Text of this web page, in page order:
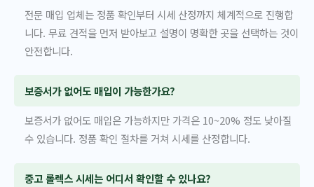
전문 매입 업체는 정품 확인부터 시세 산정까지 체계적으로 진행합
니다. 무료 견적을 먼저 받아보고 설명이 명확한 곳을 선택하는 것이
안전합니다.
보증서가 없어도 매입이 가능한가요?
보증서가 없어도 매입은 가능하지만 가격은 10~20% 정도 낮아질
수 있습니다. 정품 확인 절차를 거쳐 시세를 산정합니다.
중고 롤렉스 시세는 어디서 확인할 수 있나요?